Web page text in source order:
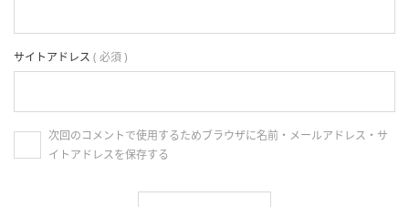
サイトアドレス ( 必須 )
次回のコメントで使用するためブラウザに名前・メールアドレス・サ
イトアドレスを保存する